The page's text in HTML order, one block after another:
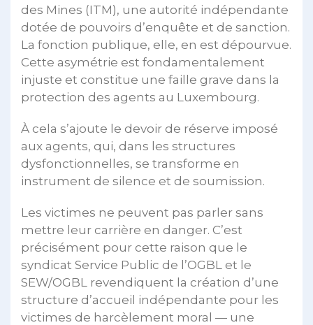
des Mines (ITM), une autorité indépendante
dotée de pouvoirs d’enquête et de sanction.
La fonction publique, elle, en est dépourvue.
Cette asymétrie est fondamentalement
injuste et constitue une faille grave dans la
protection des agents au Luxembourg.
À cela s’ajoute le devoir de réserve imposé
aux agents, qui, dans les structures
dysfonctionnelles, se transforme en
instrument de silence et de soumission.
Les victimes ne peuvent pas parler sans
mettre leur carrière en danger. C’est
précisément pour cette raison que le
syndicat Service Public de l’OGBL et le
SEW/OGBL revendiquent la création d’une
structure d’accueil indépendante pour les
victimes de harcèlement moral — une